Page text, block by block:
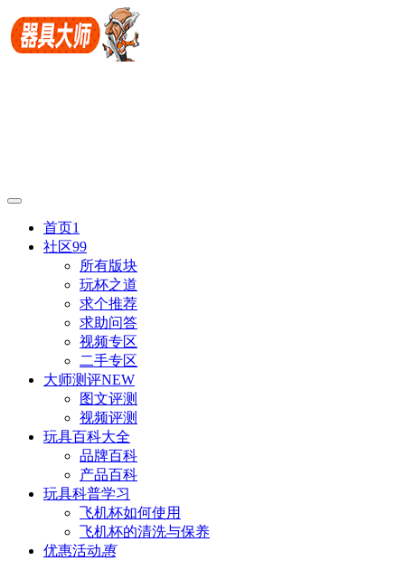
首页1
社区99
所有版块
玩杯之道
求个推荐
求助问答
视频专区
二手专区
大师测评NEW
图文评测
视频评测
玩具百科大全
品牌百科
产品百科
玩具科普学习
飞机杯如何使用
飞机杯的清洗与保养
优惠活动惠